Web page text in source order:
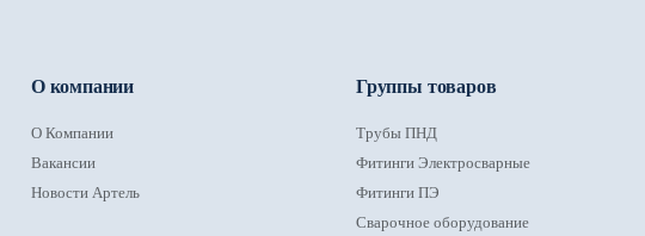
О компании
О Компании
Вакансии
Новости Артель
Группы товаров
Трубы ПНД
Фитинги Электросварные
Фитинги ПЭ
Сварочное оборудование